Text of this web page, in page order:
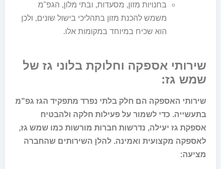
בחנויות מזון, מסעדות, ובתי מלון, הגפ"מ
משמש להכנת מזון בתהליכי בישול שונים, ולכן
הוא שכיח במיוחד במקומות אלו.
שירותי אספקה וחלוקת בלוני גז של
שמש גז:
שירותי האספקה הם חלק בלתי נפרד מתפקיד הגז גפ"מ
בתעשייה. כדי לשמור על פעילות חלקה ולהבטיח
אספקת גז יעילה, נדרשות חברות מורשות כמו שמש גז,
לאספקה מקצועית ואמינה. להלן השירותים שהחברה
מציעה: